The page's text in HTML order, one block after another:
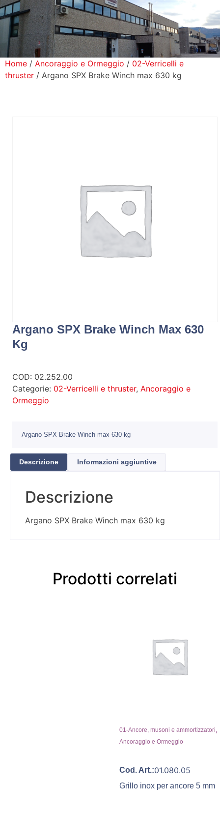
Prodotti
Home / Ancoraggio e Ormeggio / 02-Verricelli e
thruster / Argano SPX Brake Winch max 630 kg
Argano SPX Brake Winch Max 630
Kg
COD: 02.252.00
Categorie: 02-Verricelli e thruster, Ancoraggio e
Ormeggio
Argano SPX Brake Winch max 630 kg
Descrizione Informazioni aggiuntive
Descrizione
Argano SPX Brake Winch max 630 kg
Prodotti correlati
01-Ancore, musoni e ammortizzatori,
Ancoraggio e Ormeggio
Cod. Art.:01.080.05
Grillo inox per ancore 5 mm